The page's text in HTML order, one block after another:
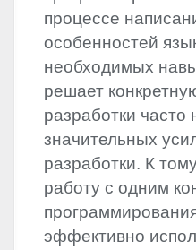
процессе
особенностей
необходимых
решает
разработки
значительных
разработки. К
работу с одним
эффективно